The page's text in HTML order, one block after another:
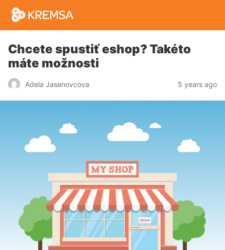
Chcete spustiť eshop? Takéto
máte možnosti
Adela Jasenovcova 5 years ago